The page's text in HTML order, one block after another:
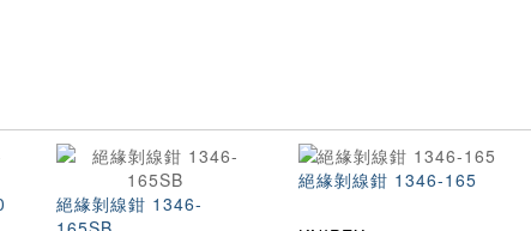
絕緣剝線鉗 1346-
絕緣剝線鉗 1346-165